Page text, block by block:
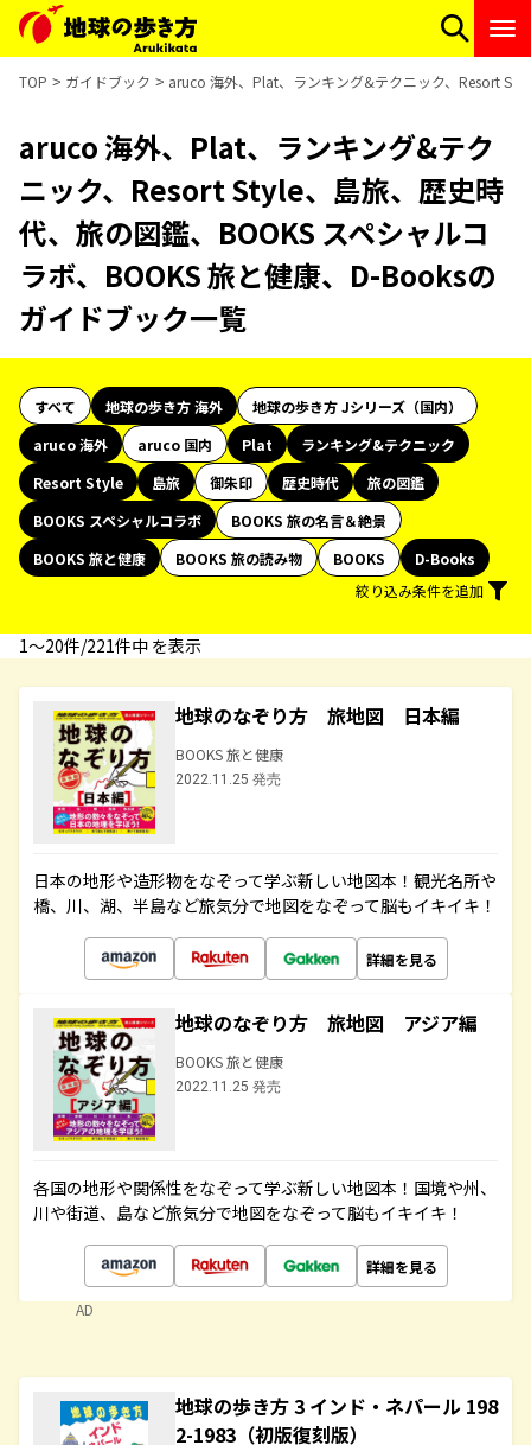
TOP ガイドブック aruco 海外、Plat、ランキング&テクニック、Resort
aruco 海外、Plat、ランキング&テク
ニック、Resort Style、島旅、歴史時
代、旅の図鑑、BOOKS スペシャルコ
ラボ、BOOKS 旅と健康、D-Booksの
ガイドブック一覧
すべて 地球の歩き方 海外
地球の歩き方 Jシリーズ（国内）
aruco 海外
aruco 国内 Plat
ランキング&テクニック
Resort Style
島旅 御朱印 歴史時代
旅の図鑑
BOOKS スペシャルコラボ
BOOKS 旅の名言＆絶景
BOOKS 旅と健康
BOOKS 旅の読み物 BOOKS
D-Books
絞り込み条件を追加
1〜20件/221件中 を表示
地球のなぞり方 旅地図 日本編
BOOKS 旅と健康
2022.11.25 発売
日本の地形や造形物をなぞって学ぶ新しい地図本！観光名所や
橋、川、湖、半島など旅気分で地図をなぞって脳もイキイキ！
詳細を見る
地球のなぞり方 旅地図 アジア編
BOOKS 旅と健康
2022.11.25 発売
各国の地形や関係性をなぞって学ぶ新しい地図本！国境や州、
川や街道、島など旅気分で地図をなぞって脳もイキイキ！
詳細を見る
AD
地球の歩き方 3 インド・ネパール 198
2-1983（初版復刻版）